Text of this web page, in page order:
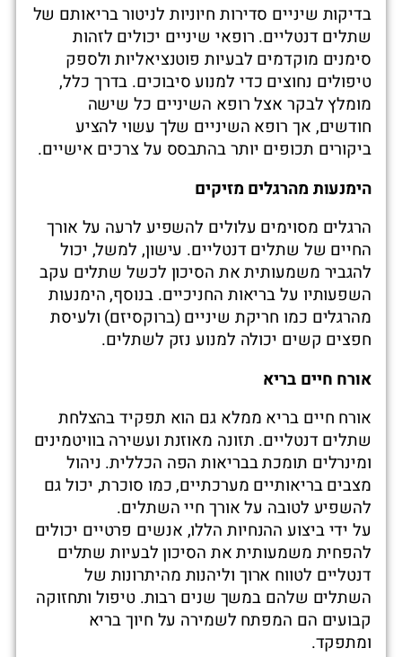
בדיקות שיניים סדירות חיוניות לניטור בריאותם של
שתלים דנטליים. רופאי שיניים יכולים לזהות
סימנים מוקדמים לבעיות פוטנציאליות ולספק
טיפולים נחוצים כדי למנוע סיבוכים. בדרך כלל,
מומלץ לבקר אצל רופא השיניים כל שישה
חודשים, אך רופא השיניים שלך עשוי להציע
ביקורים תכופים יותר בהתבסס על צרכים אישיים.
הימנעות מהרגלים מזיקים
הרגלים מסוימים עלולים להשפיע לרעה על אורך
החיים של שתלים דנטליים. עישון, למשל, יכול
להגביר משמעותית את הסיכון לכשל שתלים עקב
השפעותיו על בריאות החניכיים. בנוסף, הימנעות
מהרגלים כמו חריקת שיניים (ברוקסיזם) ולעיסת
חפצים קשים יכולה למנוע נזק לשתלים.
אורח חיים בריא
אורח חיים בריא ממלא גם הוא תפקיד בהצלחת
שתלים דנטליים. תזונה מאוזנת ועשירה בוויטמינים
ומינרלים תומכת בבריאות הפה הכללית. ניהול
מצבים בריאותיים מערכתיים, כמו סוכרת, יכול גם
להשפיע לטובה על אורך חיי השתלים.
על ידי ביצוע ההנחיות הללו, אנשים פרטיים יכולים
להפחית משמעותית את הסיכון לבעיות שתלים
דנטליים לטווח ארוך וליהנות מהיתרונות של
השתלים שלהם במשך שנים רבות. טיפול ותחזוקה
קבועים הם המפתח לשמירה על חיוך בריא
ומתפקד.